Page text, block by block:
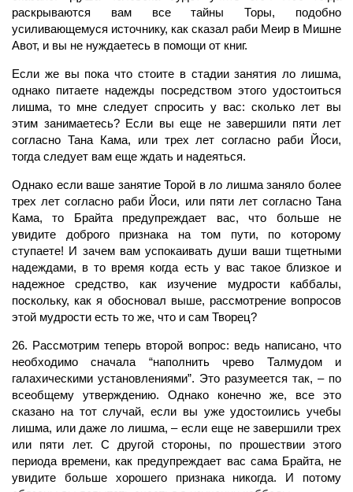
раскрываются вам все тайны Торы, подобно
усиливающемуся источнику, как сказал раби Меир в Мишне
Авот, и вы не нуждаетесь в помощи от книг.
Если же вы пока что стоите в стадии занятия ло лишма,
однако питаете надежды посредством этого удостоиться
лишма, то мне следует спросить у вас: сколько лет вы
этим занимаетесь? Если вы еще не завершили пяти лет
согласно Тана Кама, или трех лет согласно раби Йоси,
тогда следует вам еще ждать и надеяться.
Однако если ваше занятие Торой в ло лишма заняло более
трех лет согласно раби Йоси, или пяти лет согласно Тана
Кама, то Брайта предупреждает вас, что больше не
увидите доброго признака на том пути, по которому
ступаете! И зачем вам успокаивать души ваши тщетными
надеждами, в то время когда есть у вас такое близкое и
надежное средство, как изучение мудрости каббалы,
поскольку, как я обосновал выше, рассмотрение вопросов
этой мудрости есть то же, что и сам Творец?
26. Рассмотрим теперь второй вопрос: ведь написано, что
необходимо сначала “наполнить чрево Талмудом и
галахическими установлениями”. Это разумеется так, – по
всеобщему утверждению. Однако конечно же, все это
сказано на тот случай, если вы уже удостоились учебы
лишма, или даже ло лишма, – если еще не завершили трех
или пяти лет. С другой стороны, по прошествии этого
периода времени, как предупреждает вас сама Брайта, не
увидите больше хорошего признака никогда. И потому